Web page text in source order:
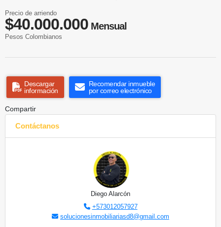
Precio de arriendo
$40.000.000 Mensual
Pesos Colombianos
Descargar
información
Recomendar inmueble
por correo electrónico
Compartir
Contáctanos
Diego Alarcón
+573012057927
solucionesinmobiliariasd8@gmail.com